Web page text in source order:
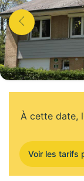
À cette date,
Voir les tarifs